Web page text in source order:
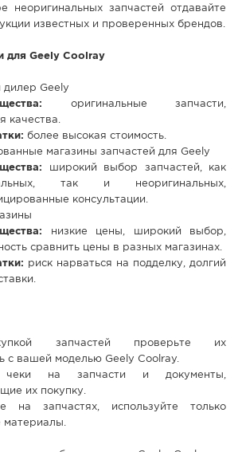
неоригинальных запчастей отдавайте
известных и проверенных брендов.
для Geely Coolray
Geely
оригинальные запчасти,
качества.
более высокая стоимость.
магазины запчастей для Geely
широкий выбор запчастей, как
так и неоригинальных,
консультации.
низкие цены, широкий выбор,
сравнить цены в разных магазинах.
риск нарваться на подделку, долгий
запчастей проверьте их
с вашей моделью Geely Coolray.
чеки на запчасти и документы,
их покупку.
на запчастях, используйте только
материалы.